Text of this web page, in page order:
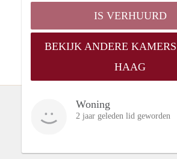
IS VERHUURD
BEKIJK ANDERE
HAAG
Woning
2 jaar geleden lid geworden